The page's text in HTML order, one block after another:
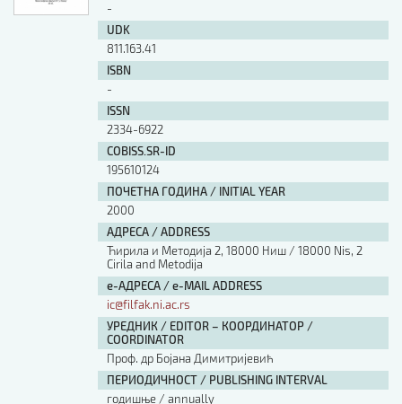
-
UDK
811.163.41
ISBN
-
ISSN
2334-6922
COBISS.SR-ID
195610124
ПОЧЕТНА ГОДИНА / INITIAL YEAR
2000
АДРЕСА / ADDRESS
Ћирила и Методија 2, 18000 Ниш / 18000 Nis, 2
Cirila and Metodija
е-АДРЕСА / e-MAIL ADDRESS
ic@filfak.ni.ac.rs
УРЕДНИК / EDITOR – КООРДИНАТОР /
COORDINATOR
Проф. др Бојана Димитријевић
ПЕРИОДИЧНОСТ / PUBLISHING INTERVAL
годишње / annually